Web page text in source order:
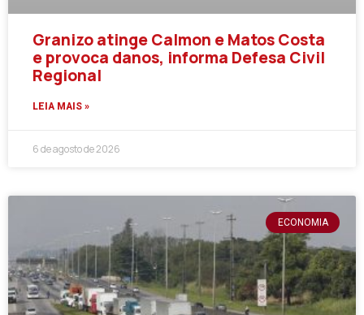
Granizo atinge Calmon e Matos Costa
e provoca danos, informa Defesa Civil
Regional
LEIA MAIS »
6 de agosto de 2026
ECONOMIA